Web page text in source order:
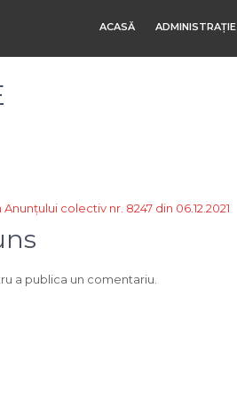
ACASĂ ADMINISTRAȚIE
colectiv nr. 8247 din 06.12.2021
a publica un comentariu.